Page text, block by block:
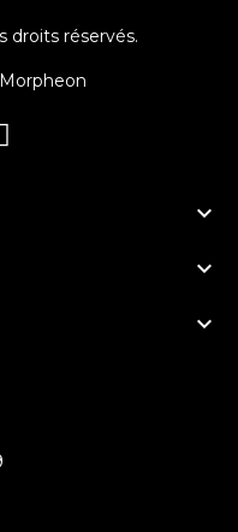
droits réservés.
Morpheon


